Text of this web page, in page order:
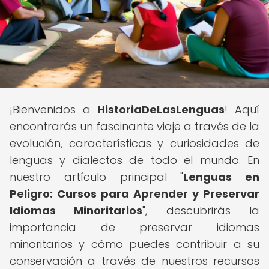
¡Bienvenidos a HistoriaDeLasLenguas! Aquí
encontrarás un fascinante viaje a través de la
evolución, características y curiosidades de
lenguas y dialectos de todo el mundo. En
nuestro artículo principal "Lenguas en
Peligro: Cursos para Aprender y Preservar
Idiomas Minoritarios", descubrirás la
importancia de preservar idiomas
minoritarios y cómo puedes contribuir a su
conservación a través de nuestros recursos